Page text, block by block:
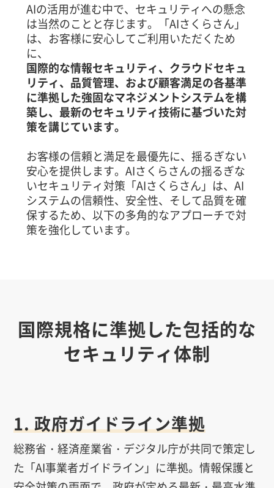
AIの活用が進む中で、セキュリティへの懸念
は当然のことと存じます。「AIさくらさん」
は、お客様に安心してご利用いただくため
に、
国際的な情報セキュリティ、クラウドセキュ
リティ、品質管理、および顧客満足の各基準
に準拠した強固なマネジメントシステムを構
築し、最新のセキュリティ技術に基づいた対
策を講じています。
お客様の信頼と満足を最優先に、揺るぎない
安心を提供します。AIさくらさんの揺るぎな
いセキュリティ対策「AIさくらさん」は、AI
システムの信頼性、安全性、そして品質を確
保するため、以下の多角的なアプローチで対
策を強化しています。
国際規格に準拠した包括的な
セキュリティ体制
1. 政府ガイドライン準拠
総務省・経済産業省・デジタル庁が共同で策定し
た「AI事業者ガイドライン」に準拠。情報保護と